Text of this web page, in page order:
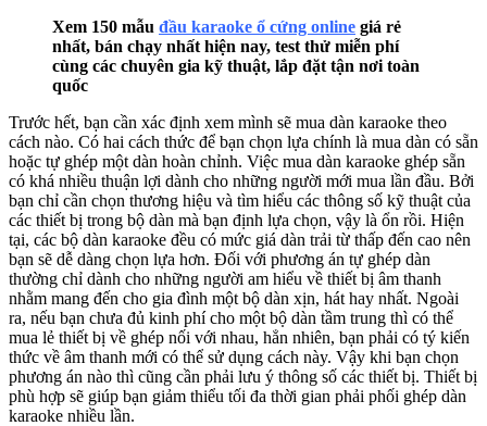
Xem 150 mẫu đầu karaoke ổ cứng online giá rẻ
nhất, bán chạy nhất hiện nay, test thử miễn phí
cùng các chuyên gia kỹ thuật, lắp đặt tận nơi toàn
quốc
Trước hết, bạn cần xác định xem mình sẽ mua dàn karaoke theo
cách nào. Có hai cách thức để bạn chọn lựa chính là mua dàn có sẵn
hoặc tự ghép một dàn hoàn chỉnh. Việc mua dàn karaoke ghép sẵn
có khá nhiều thuận lợi dành cho những người mới mua lần đầu. Bởi
bạn chỉ cần chọn thương hiệu và tìm hiểu các thông số kỹ thuật của
các thiết bị trong bộ dàn mà bạn định lựa chọn, vậy là ổn rồi. Hiện
tại, các bộ dàn karaoke đều có mức giá dàn trải từ thấp đến cao nên
bạn sẽ dễ dàng chọn lựa hơn. Đối với phương án tự ghép dàn
thường chỉ dành cho những người am hiểu về thiết bị âm thanh
nhằm mang đến cho gia đình một bộ dàn xịn, hát hay nhất. Ngoài
ra, nếu bạn chưa đủ kinh phí cho một bộ dàn tầm trung thì có thể
mua lẻ thiết bị về ghép nối với nhau, hẳn nhiên, bạn phải có tý kiến
thức về âm thanh mới có thể sử dụng cách này. Vậy khi bạn chọn
phương án nào thì cũng cần phải lưu ý thông số các thiết bị. Thiết bị
phù hợp sẽ giúp bạn giảm thiểu tối đa thời gian phải phối ghép dàn
karaoke nhiều lần.